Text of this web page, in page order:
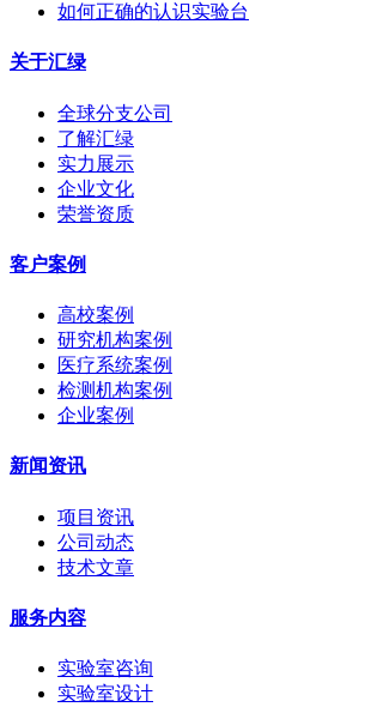
如何正确的认识实验台
关于汇绿
全球分支公司
了解汇绿
实力展示
企业文化
荣誉资质
客户案例
高校案例
研究机构案例
医疗系统案例
检测机构案例
企业案例
新闻资讯
项目资讯
公司动态
技术文章
服务内容
实验室咨询
实验室设计